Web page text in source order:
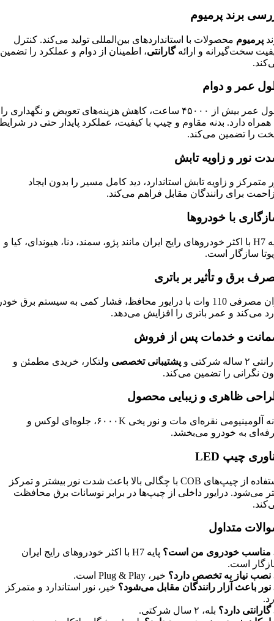
برند پرمیوم
پرمیوم محصولات با استانداردهای بین‌المللی تولید می‌کند. کنترل
سخت‌گیرانه و ارائهگارانتی، اطمینان از دوام و عملکرد را تضمین
عمر و دوام
طول عمر بیش از ۴۵۰۰۰ ساعت، کاهش هزینه‌های تعویض و نگهداری را
همراه دارد. بدنه مقاوم و چیپ با کیفیت، عملکرد پایدار حتی در
را تضمین می‌کند.
نور و زاویه تابش
متمرکز و زاویه تابش استاندارد، دید کامل مسیر را بدون ایجاد
برای رانندگان مقابل فراهم می‌کند.
با خودروها
پایه H7 با اکثر خودروهای رایج ایران مانند پژو، سمند، دنا، هیوندای، کیا و
سازگار است.
برق و تأثیر بر باتری
توان مصرفی 110 وات با درایور محافظ، فشار کمی به سیستم برق
می‌کند و عمر باتری را افزایش می‌دهد.
و خدمات پس از فروش
۲ ساله شرکتی و پشتیبانی تخصصی ولتکار، خریدی مطمئن و
نگرانی را تضمین می‌کند.
ظاهری و زیبایی محصول
بدنه آلومینیومی نقره‌ای مات و نور یخی ۶۰۰۰K، جلوه‌ای لوکس و
به خودرو می‌بخشد.
چیپ
استفاده از چیپ‌های COB با چگالی بالا باعث شدت نور بیشتر و تمرکز
می‌شود. درایور داخلی از چیپ‌ها در برابر نوسانات برق محافظت
متداول
مناسب خودروی من است؟
پایه H7 با اکثر خودروهای رایج ایران
است.
نصب نیاز به تخصص دارد؟ خیر، Plug & Play است.
نور باعث آزار رانندگان مقابل می‌شود؟ خیر، نور استاندارد و متمرکز
گارانتی دارد؟ بله، ۲ سال شرکتی.